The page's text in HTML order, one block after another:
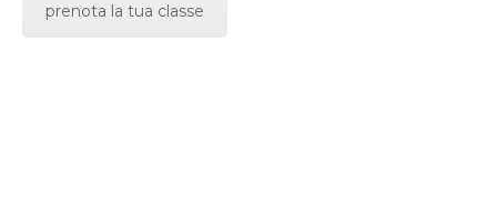
prenota la tua classe